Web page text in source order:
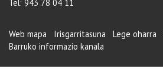
Tel: 943 78 04 11
Web mapa Irisgarritasuna Lege oharra
Barruko informazio kanala